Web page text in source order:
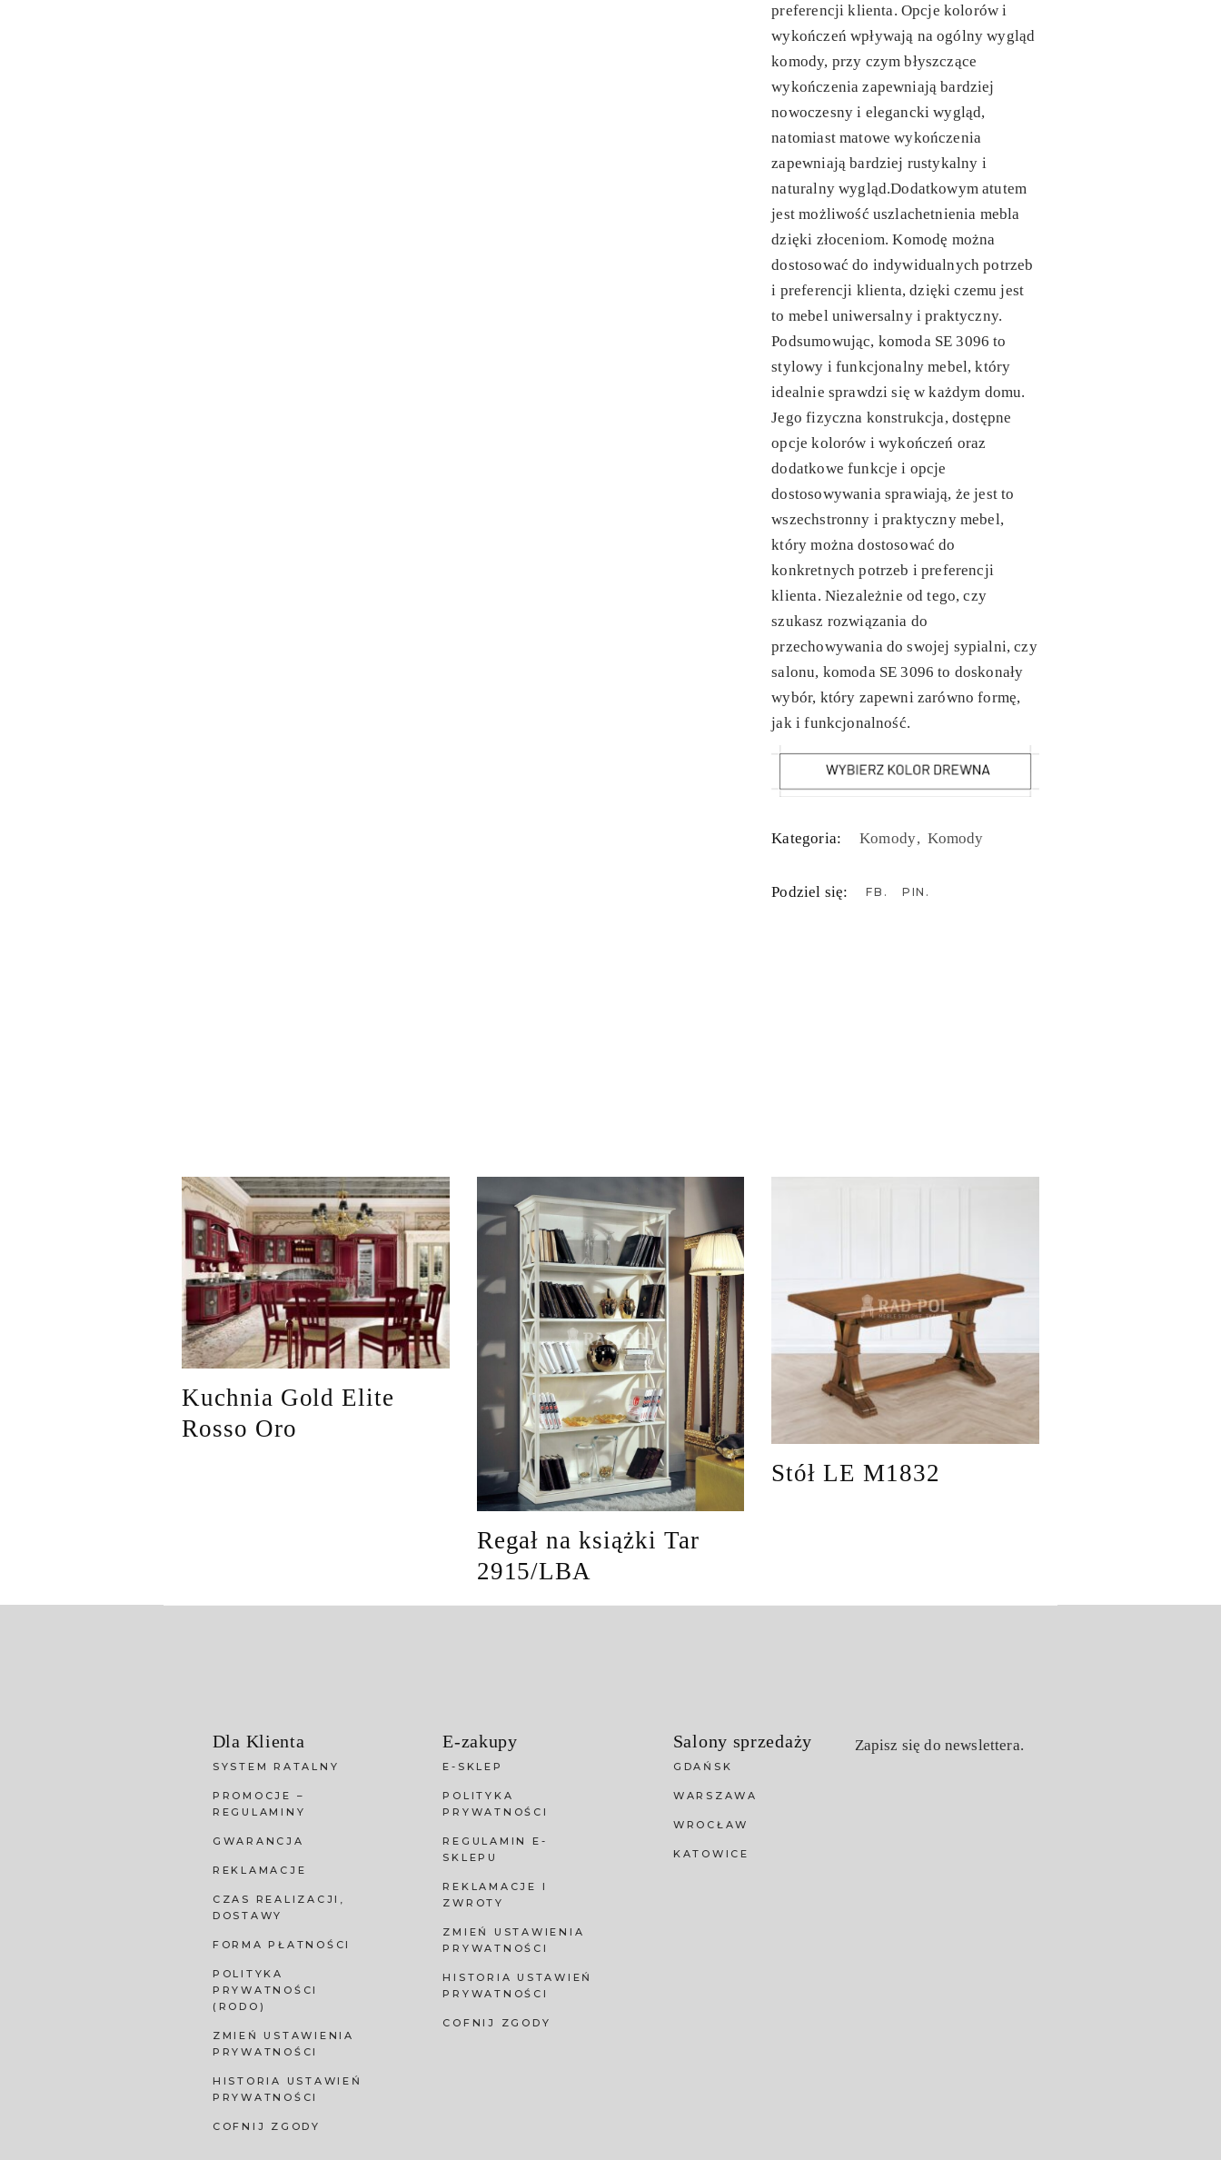
preferencji klienta. Opcje kolorów i
wykończeń wpływają na ogólny wygląd
komody, przy czym błyszczące
wykończenia zapewniają bardziej
nowoczesny i elegancki wygląd,
natomiast matowe wykończenia
zapewniają bardziej rustykalny i
naturalny wygląd.Dodatkowym atutem
jest możliwość uszlachetnienia mebla
dzięki złoceniom. Komodę można
dostosować do indywidualnych potrzeb
i preferencji klienta, dzięki czemu jest
to mebel uniwersalny i praktyczny.
Podsumowując, komoda SE 3096 to
stylowy i funkcjonalny mebel, który
idealnie sprawdzi się w każdym domu.
Jego fizyczna konstrukcja, dostępne
opcje kolorów i wykończeń oraz
dodatkowe funkcje i opcje
dostosowywania sprawiają, że jest to
wszechstronny i praktyczny mebel,
który można dostosować do
konkretnych potrzeb i preferencji
klienta. Niezależnie od tego, czy
szukasz rozwiązania do
przechowywania do swojej sypialni, czy
salonu, komoda SE 3096 to doskonały
wybór, który zapewni zarówno formę,
jak i funkcjonalność.
Kategoria: Komody Komody
Podziel się: FB PIN
Kuchnia Gold Elite
Rosso Oro
Regał na książki Tar
2915/LBA
Stół LE M1832
Dla Klienta
SYSTEM RATALNY
PROMOCJE –
REGULAMINY
GWARANCJA
REKLAMACJE
CZAS REALIZACJI,
DOSTAWY
FORMA PŁATNOŚCI
POLITYKA
PRYWATNOŚCI
(RODO)
ZMIEŃ USTAWIENIA
PRYWATNOŚCI
HISTORIA USTAWIEŃ
PRYWATNOŚCI
COFNIJ ZGODY
E-zakupy
E-SKLEP
POLITYKA
PRYWATNOŚCI
REGULAMIN E-
SKLEPU
REKLAMACJE I
ZWROTY
ZMIEŃ USTAWIENIA
PRYWATNOŚCI
HISTORIA USTAWIEŃ
PRYWATNOŚCI
COFNIJ ZGODY
Salony sprzedaży
GDAŃSK
WARSZAWA
WROCŁAW
KATOWICE
Zapisz się do newslettera.